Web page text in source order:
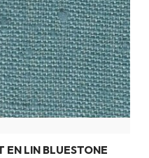
EN LIN BLUESTONE